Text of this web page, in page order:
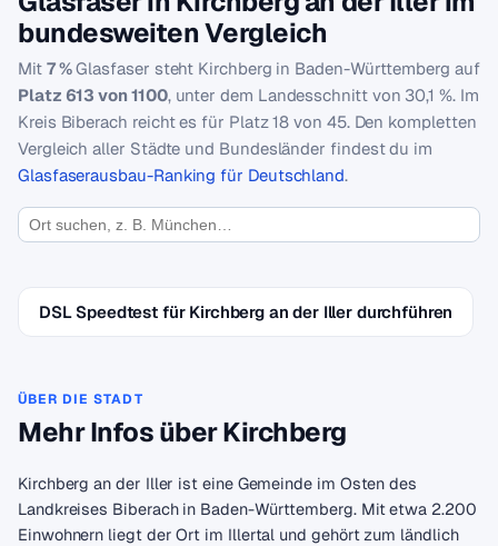
bundesweiten Vergleich
Mit 7 %Glasfaser steht Kirchberg in Baden-Württemberg auf
Platz 613 von 1100, unter dem Landesschnitt von 30,1 %. Im
Kreis Biberach reicht es für Platz 18 von 45. Den kompletten
Vergleich aller Städte und Bundesländer findest du im
Glasfaserausbau-Ranking für Deutschland.
DSL Speedtest für Kirchberg an der Iller durchführen
ÜBER DIE STADT
Mehr Infos über Kirchberg
Kirchberg an der Iller ist eine Gemeinde im Osten des
Landkreises Biberach in Baden-Württemberg. Mit etwa 2.200
Einwohnern liegt der Ort im Illertal und gehört zum ländlich